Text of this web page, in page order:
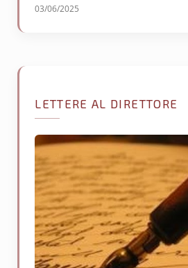
03/06/2025
LETTERE AL DIRETTORE